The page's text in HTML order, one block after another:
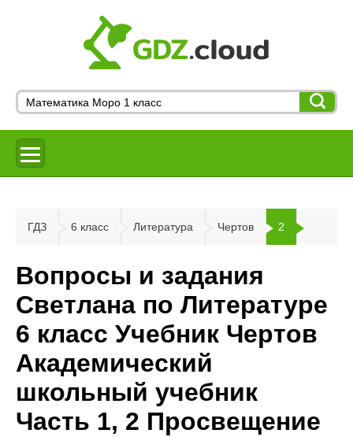
ГДЗ 6 класс Литература Чертов 2
Вопросы и задания
Светлана по Литературе
6 класс Учебник Чертов
Академический
школьный учебник
Часть 1, 2 Просвещение